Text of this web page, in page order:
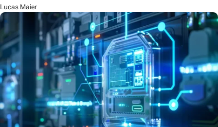
Lucas Maier